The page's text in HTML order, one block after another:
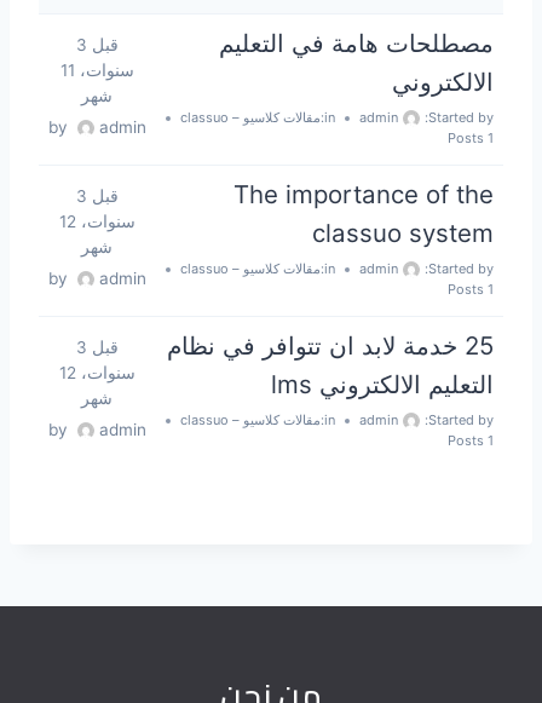
مصطلحات هامة في التعليم
الالكتروني
Started by:
admin
in: مقالات كلاسيو – classuo
1 Posts
قبل 3
سنوات، 11
شهر
by
admin
The importance of the
classuo system
Started by:
admin
in: مقالات كلاسيو – classuo
1 Posts
قبل 3
سنوات، 12
شهر
by
admin
25 خدمة لابد ان تتوافر في نظام
التعليم الالكتروني lms
Started by:
admin
in: مقالات كلاسيو – classuo
1 Posts
قبل 3
سنوات، 12
شهر
by
admin